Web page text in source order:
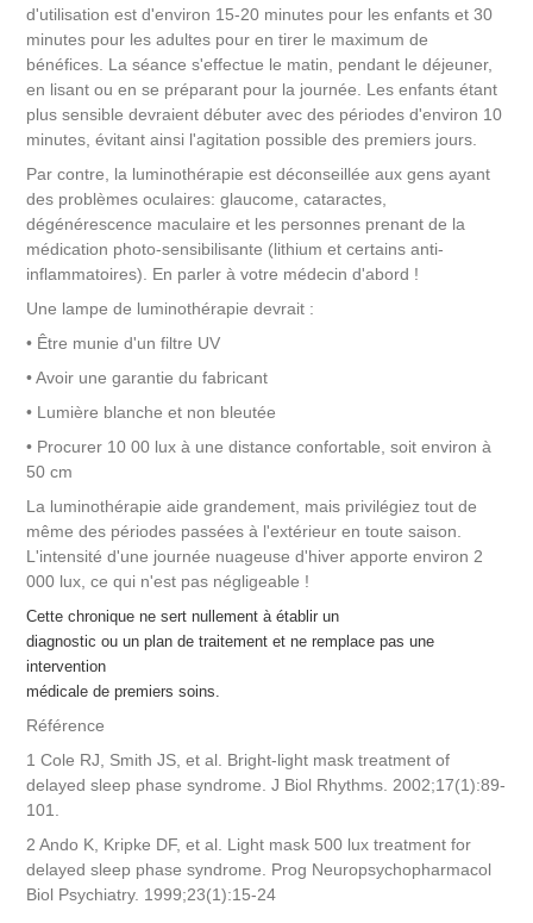
d'utilisation est d'environ 15-20 minutes pour les enfants et 30
minutes pour les adultes pour en tirer le maximum de
bénéfices. La séance s'effectue le matin, pendant le déjeuner,
en lisant ou en se préparant pour la journée. Les enfants étant
plus sensible devraient débuter avec des périodes d'environ 10
minutes, évitant ainsi l'agitation possible des premiers jours.
Par contre, la luminothérapie est déconseillée aux gens ayant
des problèmes oculaires: glaucome, cataractes,
dégénérescence maculaire et les personnes prenant de la
médication photo-sensibilisante (lithium et certains anti-
inflammatoires). En parler à votre médecin d'abord !
Une lampe de luminothérapie devrait :
• Être munie d'un filtre UV
• Avoir une garantie du fabricant
• Lumière blanche et non bleutée
• Procurer 10 00 lux à une distance confortable, soit environ à
50 cm
La luminothérapie aide grandement, mais privilégiez tout de
même des périodes passées à l'extérieur en toute saison.
L'intensité d'une journée nuageuse d'hiver apporte environ 2
000 lux, ce qui n'est pas négligeable !
Cette chronique ne sert nullement à établir un
diagnostic ou un plan de traitement et ne remplace pas une
intervention
médicale de premiers soins.
Référence
1 Cole RJ, Smith JS, et al. Bright-light mask treatment of
delayed sleep phase syndrome. J Biol Rhythms. 2002;17(1):89-
101.
2 Ando K, Kripke DF, et al. Light mask 500 lux treatment for
delayed sleep phase syndrome. Prog Neuropsychopharmacol
Biol Psychiatry. 1999;23(1):15-24